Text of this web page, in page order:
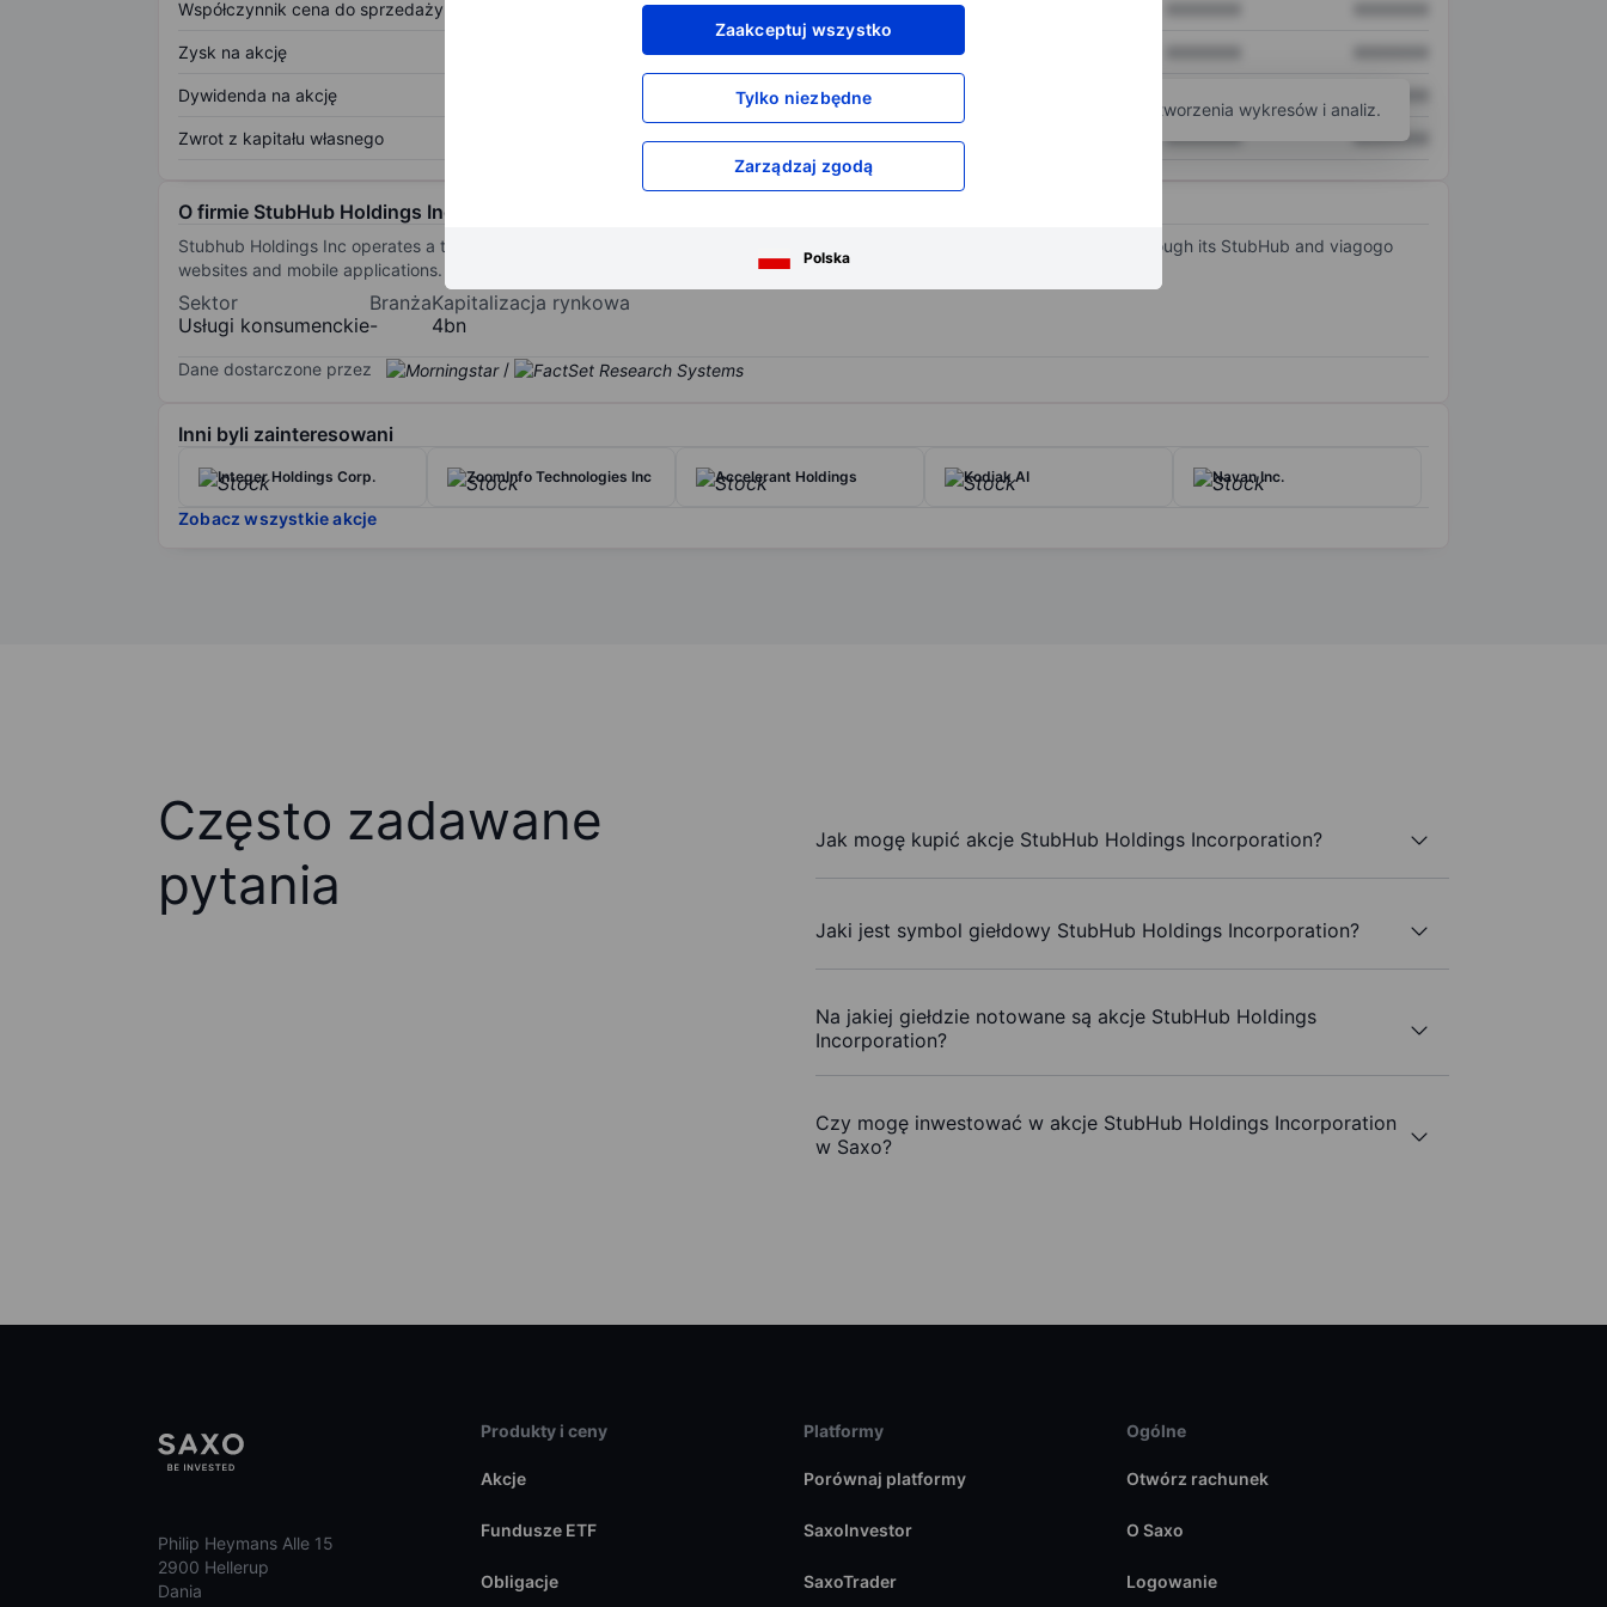
Zaakceptuj wszystko
Tylko niezbędne
Zarządzaj zgodą
Polska
Współczynnik cena do sprzedaży XXXXXXX
Zysk na akcję XXXXXXX
Dywidenda na akcję XXXXXXX
Zwrot z kapitału własnego XXXXXXX XXXXXXX XXXXXXX
Otwórz kontoaby uzyskać dostęp do większej ilości narzędzi do tworzenia wykresów i analiz.
O firmie StubHub Holdings Incorporation
Stubhub Holdings Inc operates a ticketing marketplace for live events where fans can buy tickets from sellers of all types through its StubHub and viagogo
websites and mobile applications. The company generates majority of its revenue from United States.
Sektor
Usługi konsumenckie
Branża
-
Kapitalizacja rynkowa
4bn
Dane dostarczone przez /
Inni byli zainteresowani
Integer Holdings Corp. ZoomInfo Technologies Inc Accelerant Holdings Kodiak AI Navan Inc.
Zobacz wszystkie akcje
Często zadawane
pytania
Jak mogę kupić akcje StubHub Holdings Incorporation?
Jaki jest symbol giełdowy StubHub Holdings Incorporation?
Na jakiej giełdzie notowane są akcje StubHub Holdings
Incorporation?
Czy mogę inwestować w akcje StubHub Holdings Incorporation
w Saxo?
Philip Heymans Alle 15
2900 Hellerup
Dania
Produkty i ceny
Akcje
Fundusze ETF
Obligacje
Platformy
Porównaj platformy
SaxoInvestor
SaxoTrader
Ogólne
Otwórz rachunek
O Saxo
Logowanie